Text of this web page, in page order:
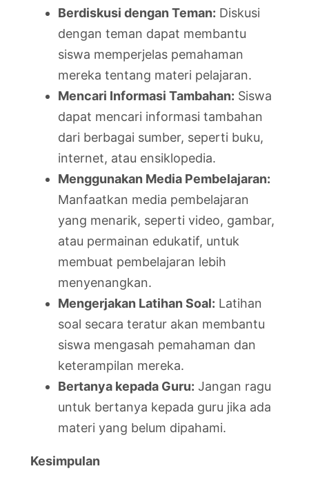
Berdiskusi dengan Teman: Diskusi
dengan teman dapat membantu
siswa memperjelas pemahaman
mereka tentang materi pelajaran.
Mencari Informasi Tambahan: Siswa
dapat mencari informasi tambahan
dari berbagai sumber, seperti buku,
internet, atau ensiklopedia.
Menggunakan Media Pembelajaran:
Manfaatkan media pembelajaran
yang menarik, seperti video, gambar,
atau permainan edukatif, untuk
membuat pembelajaran lebih
menyenangkan.
Mengerjakan Latihan Soal: Latihan
soal secara teratur akan membantu
siswa mengasah pemahaman dan
keterampilan mereka.
Bertanya kepada Guru: Jangan ragu
untuk bertanya kepada guru jika ada
materi yang belum dipahami.
Kesimpulan